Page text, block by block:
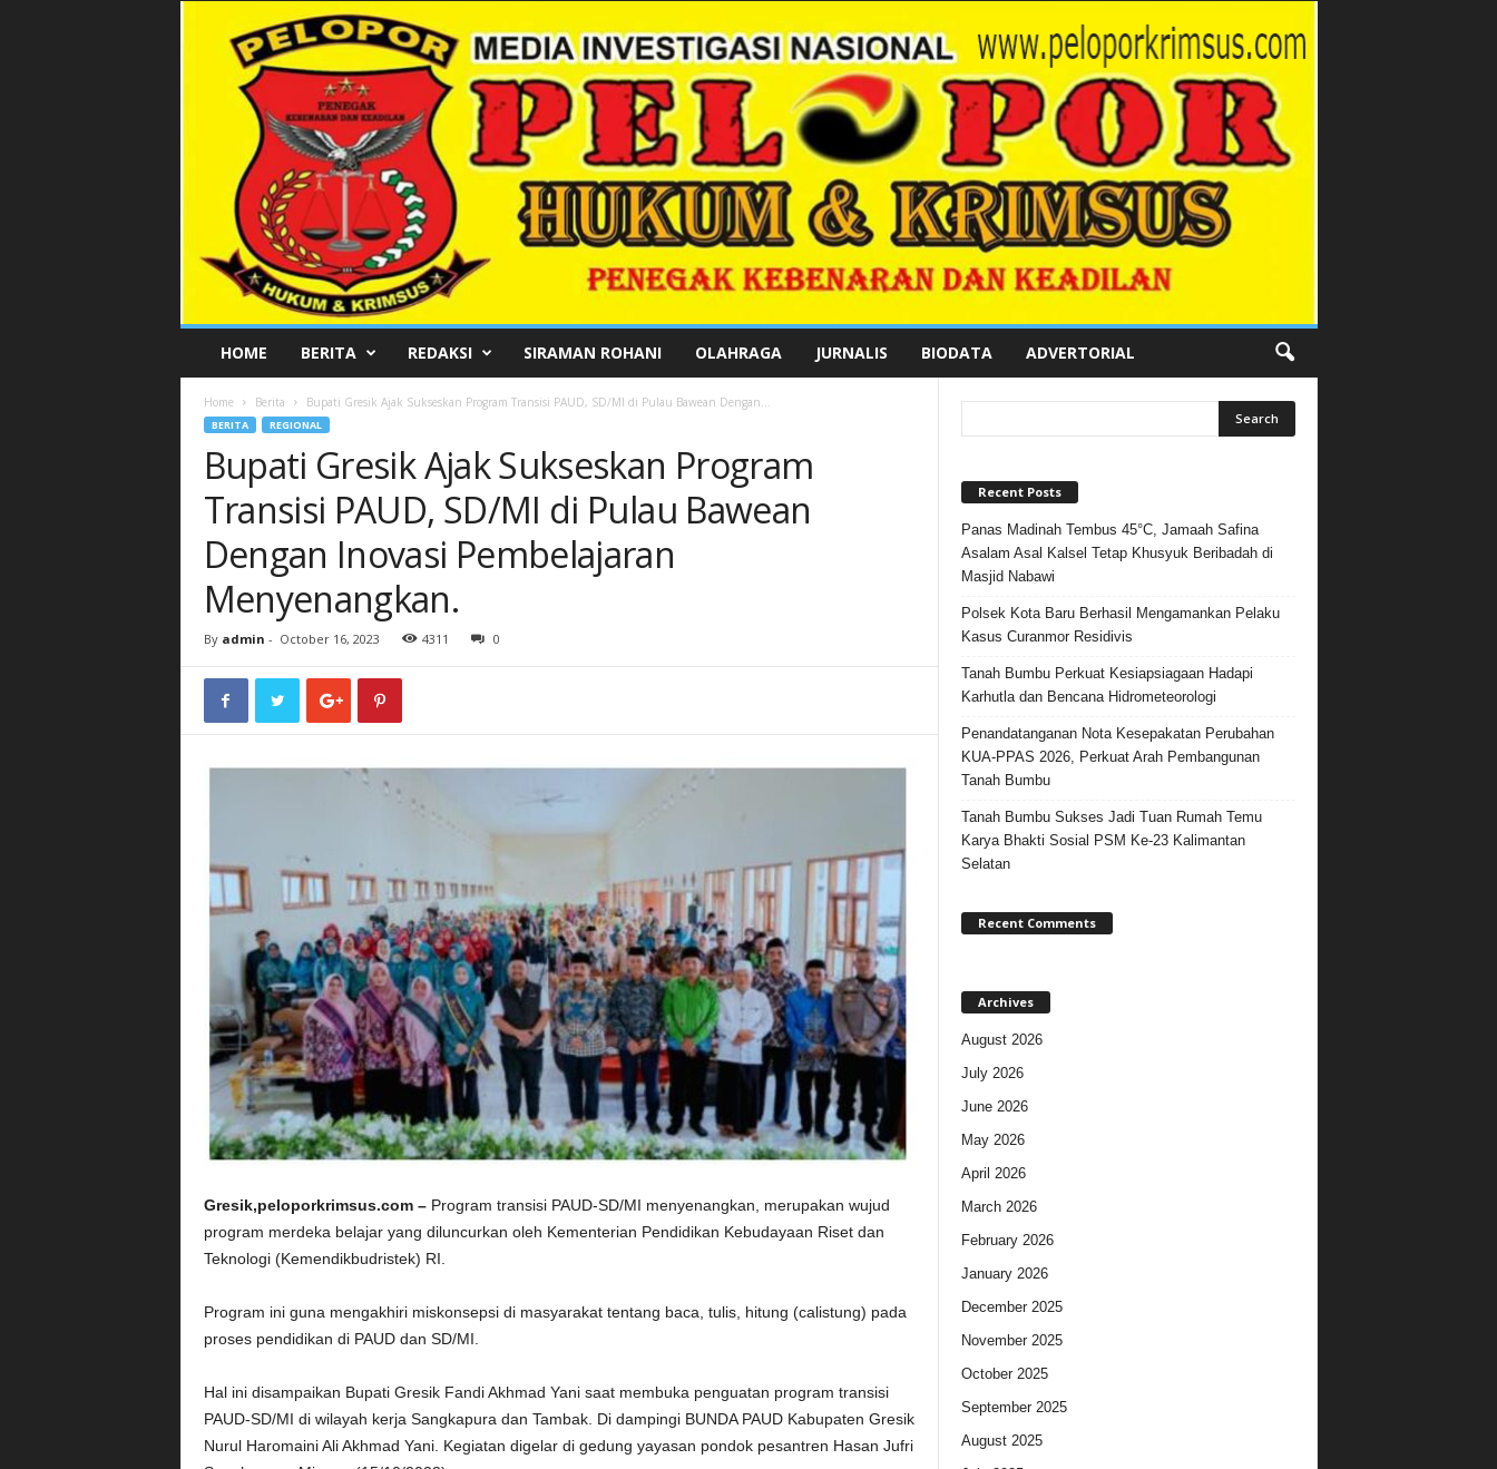
L
HOME BERITA REDAKSI SIRAMAN ROHANI OLAHRAGA JURNALIS BIODATA ADVERTORIAL
Home Berita Bupati Gresik Ajak Sukseskan Program Transisi PAUD, SD/MI di Pulau Bawean Dengan...
BERITA REGIONAL
Bupati Gresik Ajak Sukseskan Program
Transisi PAUD, SD/MI di Pulau Bawean
Dengan Inovasi Pembelajaran
Menyenangkan.
By admin - October 16, 2023 4311 0
Gresik,peloporkrimsus.com –Program transisi PAUD-SD/MI menyenangkan, merupakan wujud
program merdeka belajar yang diluncurkan oleh Kementerian Pendidikan Kebudayaan Riset dan
Teknologi (Kemendikbudristek) RI.
Program ini guna mengakhiri miskonsepsi di masyarakat tentang baca, tulis, hitung (calistung) pada
proses pendidikan di PAUD dan SD/MI.
Hal ini disampaikan Bupati Gresik Fandi Akhmad Yani saat membuka penguatan program transisi
PAUD-SD/MI di wilayah kerja Sangkapura dan Tambak. Di dampingi BUNDA PAUD Kabupaten Gresik
Nurul Haromaini Ali Akhmad Yani. Kegiatan digelar di gedung yayasan pondok pesantren Hasan Jufri
Recent Posts
Panas Madinah Tembus 45°C, Jamaah Safina
Asalam Asal Kalsel Tetap Khusyuk Beribadah di
Masjid Nabawi
Polsek Kota Baru Berhasil Mengamankan Pelaku
Kasus Curanmor Residivis
Tanah Bumbu Perkuat Kesiapsiagaan Hadapi
Karhutla dan Bencana Hidrometeorologi
Penandatanganan Nota Kesepakatan Perubahan
KUA-PPAS 2026, Perkuat Arah Pembangunan
Tanah Bumbu
Tanah Bumbu Sukses Jadi Tuan Rumah Temu
Karya Bhakti Sosial PSM Ke-23 Kalimantan
Selatan
Recent Comments
Archives
August 2026
July 2026
June 2026
May 2026
April 2026
March 2026
February 2026
January 2026
December 2025
November 2025
October 2025
September 2025
August 2025